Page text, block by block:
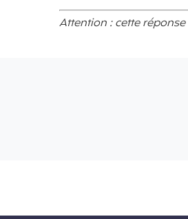
Attention : cette